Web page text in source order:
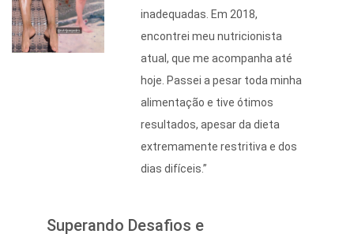
inadequadas. Em 2018,
encontrei meu nutricionista
atual, que me acompanha até
hoje. Passei a pesar toda minha
alimentação e tive ótimos
resultados, apesar da dieta
extremamente restritiva e dos
dias difíceis.”
Superando Desafios e